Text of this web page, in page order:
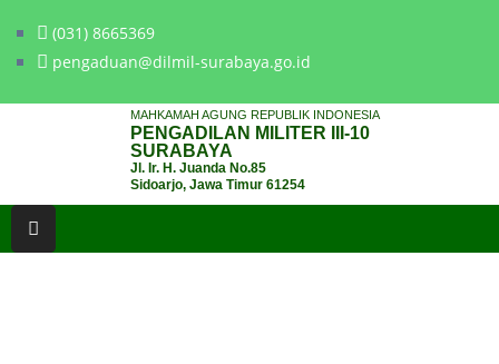
(031) 8665369
pengaduan@dilmil-surabaya.go.id
MAHKAMAH AGUNG REPUBLIK INDONESIA
PENGADILAN MILITER III-10
SURABAYA
Jl. Ir. H. Juanda No.85
Sidoarjo, Jawa Timur 61254
LAYANAN
HUKUM